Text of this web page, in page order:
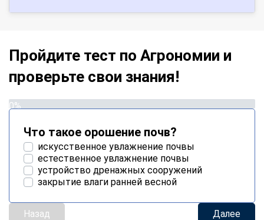
Пройдите тест по Агрономии и
проверьте свои знания!
0%
Что такое орошение почв?
искусственное увлажнение почвы
естественное увлажнение почвы
устройство дренажных сооружений
закрытие влаги ранней весной
Назад Далее